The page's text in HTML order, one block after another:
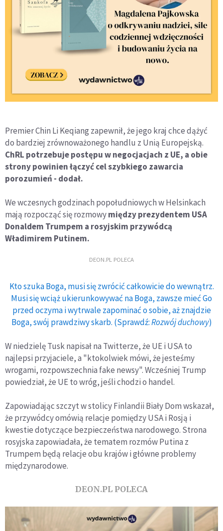
Premier Chin Li Keqiang zapewnił, że jego kraj chce dążyć
do bardziej zrównoważonego handlu z Unią Europejską.
ChRL potrzebuje postępu w negocjacjach z UE, a obie
strony powinien łączyć cel szybkiego zawarcia
porozumień - dodał.
We wczesnych godzinach popołudniowych w Helsinkach
mają rozpocząć się rozmowymiędzy prezydentem USA
Donaldem Trumpem a rosyjskim przywódcą
Władimirem Putinem.
DEON.PL POLECA
Kto szuka Boga, musi się zwrócić całkowicie do wewnątrz.
Musi się wciąż ukierunkowywać na Boga, zawsze mieć Go
przed oczyma i wytrwale zapominać o sobie, aż znajdzie
Boga, swój prawdziwy skarb. (Sprawdź:Rozwój duchowy)
W niedzielę Tusk napisał na Twitterze, że UE i USA to
najlepsi przyjaciele, a "ktokolwiek mówi, że jesteśmy
wrogami, rozpowszechnia fake newsy". Wcześniej Trump
powiedział, że UE to wróg, jeśli chodzi o handel.
Zapowiadając szczyt w stolicy Finlandii Biały Dom wskazał,
że przywódcy omówią relacje pomiędzy USA i Rosją i
kwestie dotyczące bezpieczeństwa narodowego. Strona
rosyjska zapowiadała, że tematem rozmów Putina z
Trumpem będą relacje obu krajów i główne problemy
międzynarodowe.
DEON.PL POLECA